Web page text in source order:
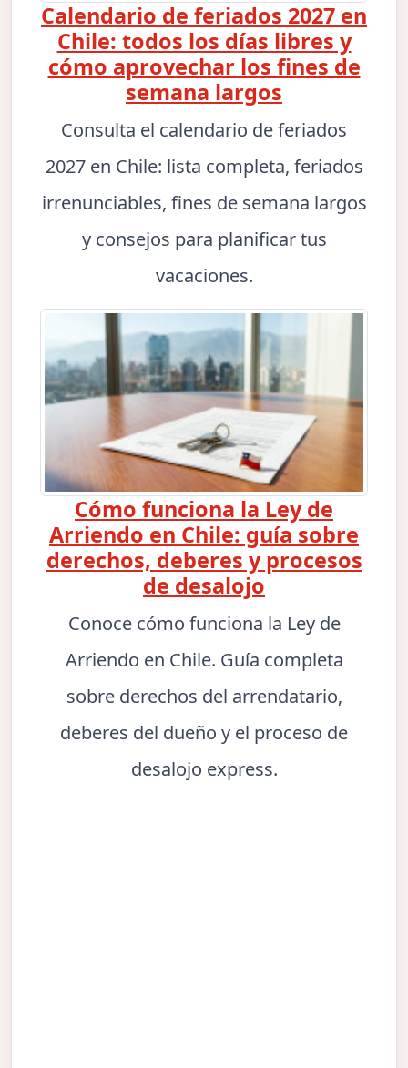
Calendario de feriados 2027 en
Chile: todos los días libres y
cómo aprovechar los fines de
semana largos
Consulta el calendario de feriados
2027 en Chile: lista completa, feriados
irrenunciables, fines de semana largos
y consejos para planificar tus
vacaciones.
Cómo funciona la Ley de
Arriendo en Chile: guía sobre
derechos, deberes y procesos
de desalojo
Conoce cómo funciona la Ley de
Arriendo en Chile. Guía completa
sobre derechos del arrendatario,
deberes del dueño y el proceso de
desalojo express.